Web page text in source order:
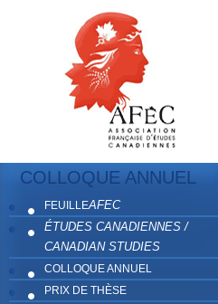
COLLOQUE ANNUEL
FEUILLEAFEC
ÉTUDES CANADIENNES /
CANADIAN STUDIES
COLLOQUE ANNUEL
PRIX DE THÈSE